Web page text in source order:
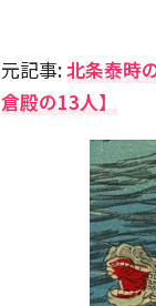
元記事:北条泰時
倉殿の13人】